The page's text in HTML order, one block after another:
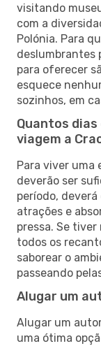
visitando
com a
Polónia. Para
deslumbrantes
para oferecer
esquece
sozinhos, em
Quantos
viagem a
Para viver uma
deverão ser
período,
atrações e
pressa. Se
todos os
saborear o
passeando
Alugar um
Alugar um
uma ótima